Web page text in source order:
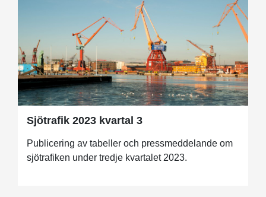
Sjötrafik 2023 kvartal 3
Publicering av tabeller och pressmeddelande om
sjötrafiken under tredje kvartalet 2023.